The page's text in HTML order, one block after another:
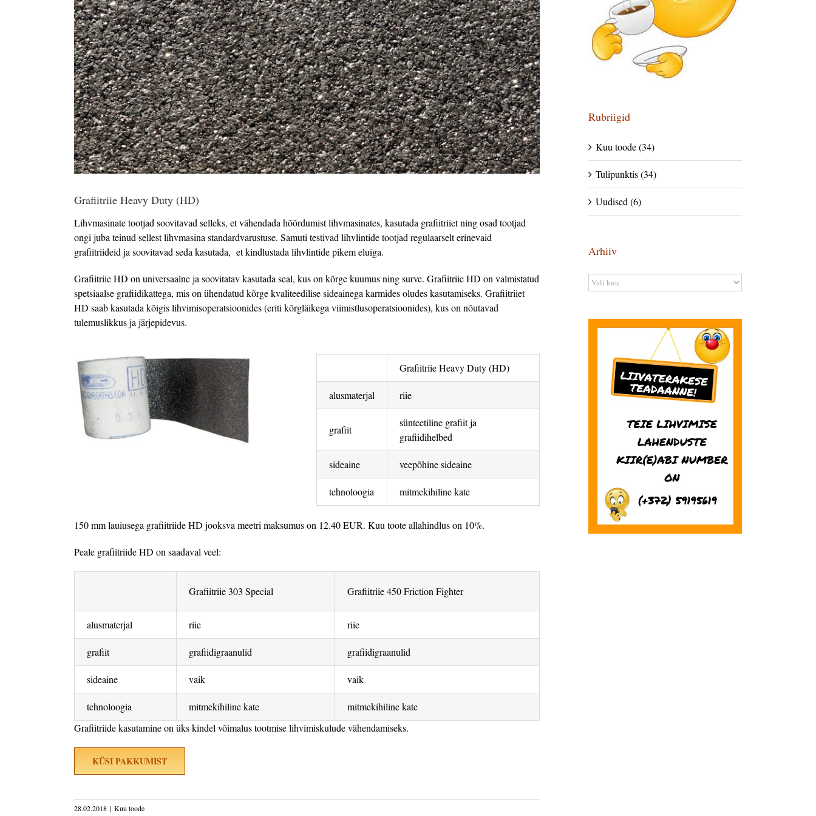
Grafiitriie Heavy Duty (HD)
Lihvmasinate tootjad soovitavad selleks, et vähendada hõõrdumist lihvmasinates, kasutada grafiitriiet ning osad tootjad
ongi juba teinud sellest lihvmasina standardvarustuse. Samuti testivad lihvlintide tootjad regulaarselt erinevaid
grafiitriideid ja soovitavad seda kasutada, et kindlustada lihvlintide pikem eluiga.
Grafiitriie HD on universaalne ja soovitatav kasutada seal, kus on kõrge kuumus ning surve. Grafiitriie HD on valmistatud
spetsiaalse grafiidikattega, mis on ühendatud kõrge kvaliteedilise sideainega karmides oludes kasutamiseks. Grafiitriiet
HD saab kasutada kõigis lihvimisoperatsioonides (eriti kõrgläikega viimistlusoperatsioonides), kus on nõutavad
tulemuslikkus ja järjepidevus.
Grafiitriie Heavy Duty (HD)
alusmaterjal riie
grafiit
sünteetiline grafiit ja
grafiidihelbed
sideaine veepõhine sideaine
tehnoloogia mitmekihiline kate
150 mm lauiusega grafiitriide HD jooksva meetri maksumus on 12.40 EUR. Kuu toote allahindlus on 10%.
Peale grafiitriide HD on saadaval veel:
Grafiitriie 303 Special Grafiitriie 450 Friction Fighter
alusmaterjal riie riie
grafiit grafiidigraanulid grafiidigraanulid
sideaine vaik vaik
tehnoloogia mitmekihiline kate
mitmekihiline kate
Grafiitriide kasutamine on üks kindel võimalus tootmise lihvimiskulude vähendamiseks.
KÜSI PAKKUMIST
28.02.2018 | Kuu toode
Rubriigid
Kuu toode (34)
Tulipunktis (34)
Uudised (6)
Arhiiv
Arhiiv